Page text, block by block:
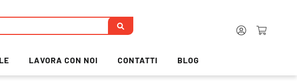
LAVORA CON NOI CONTATTI BLOG